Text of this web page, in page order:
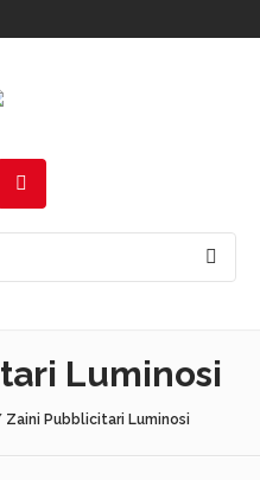
Luminosi
Zaini Pubblicitari Luminosi